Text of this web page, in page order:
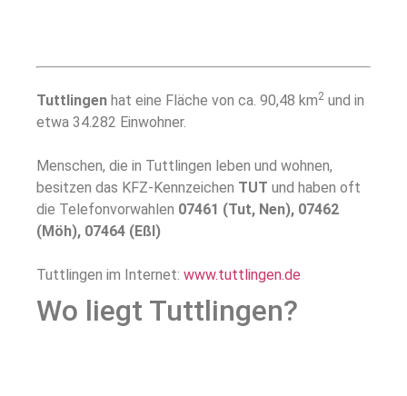
Tuttlingen hat eine Fläche von ca. 90,48 km2 und in
etwa 34.282 Einwohner.
Menschen, die in Tuttlingen leben und wohnen,
besitzen das KFZ-Kennzeichen TUT und haben oft
die Telefonvorwahlen 07461 (Tut, Nen), 07462
(Möh), 07464 (Eßl)
Tuttlingen im Internet: www.tuttlingen.de
Wo liegt Tuttlingen?